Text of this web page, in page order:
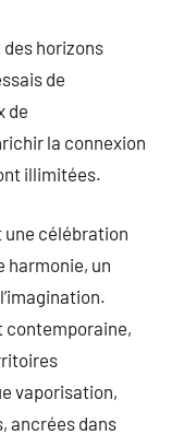
horizons
de
de
la connexion
illimitées.
une célébration
harmonie, un
contemporaine,
vaporisation,
ancrées dans